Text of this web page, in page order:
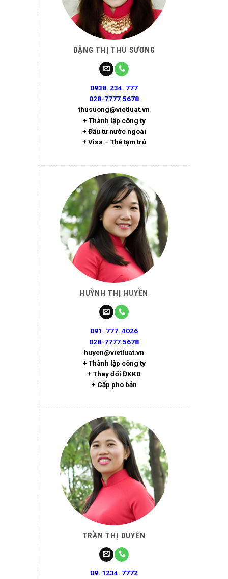
ĐẶNG THỊ THU SƯƠNG
0938. 234. 777
028-7777.5678
thusuong@vietluat.vn
+ Thành lập công ty
+ Đầu tư nước ngoài
+ Visa – Thẻ tạm trú
HUỲNH THỊ HUYỀN
091. 777. 4026
028-7777.5678
huyen@vietluat.vn
+ Thành lập công ty
+ Thay đổi ĐKKD
+ Cấp phó bản
TRẦN THỊ DUYÊN
09. 1234. 7772